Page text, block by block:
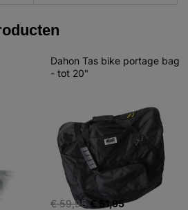
Dahon Tas bike portage bag
- tot 20"
€ 59,95 € 51,95